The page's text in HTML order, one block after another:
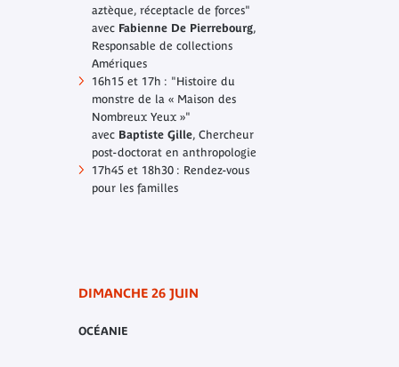
aztèque, réceptacle de forces"
avec Fabienne De Pierrebourg,
Responsable de collections
Amériques
16h15 et 17h : "Histoire du
monstre de la « Maison des
Nombreux Yeux »"
avec Baptiste Gille, Chercheur
post-doctorat en anthropologie
17h45 et 18h30 : Rendez-vous
pour les familles
DIMANCHE 26 JUIN
OCÉANIE